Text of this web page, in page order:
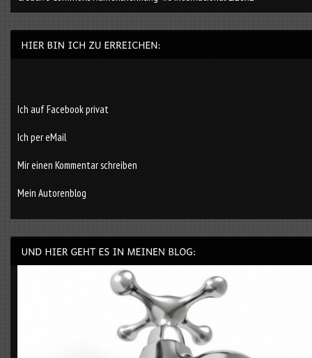
Ich auf Facebook privat
Ich per eMail
Mir einen Kommentar schreiben
Mein Autorenblog